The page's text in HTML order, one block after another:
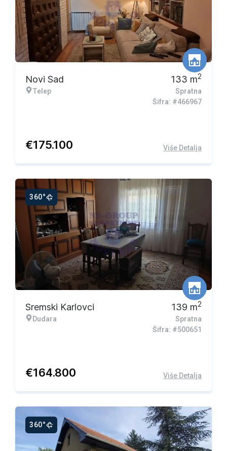
Novi Sad
Telep
133 m2
Spratna
Šifra: #466967
€175.100 Više Detalja
360°
Sremski Karlovci
Dudara
139 m2
Spratna
Šifra: #500651
€164.800 Više Detalja
360°